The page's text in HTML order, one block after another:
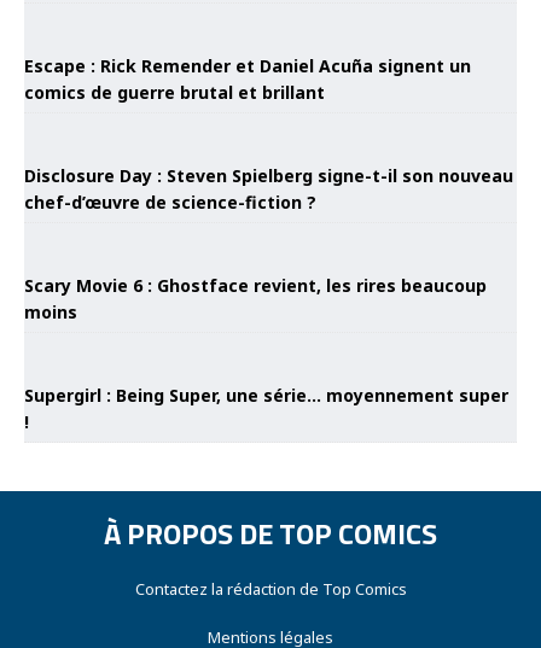
Escape : Rick Remender et Daniel Acuña signent un
comics de guerre brutal et brillant
Disclosure Day : Steven Spielberg signe-t-il son nouveau
chef-d’œuvre de science-fiction ?
Scary Movie 6 : Ghostface revient, les rires beaucoup
moins
Supergirl : Being Super, une série… moyennement super
!
À PROPOS DE TOP COMICS
Contactez la rédaction de Top Comics
Mentions légales